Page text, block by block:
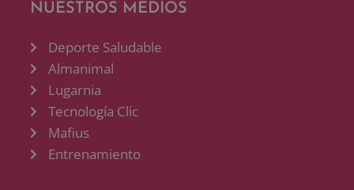
NUESTROS MEDIOS
Deporte Saludable
Almanimal
Lugarnia
Tecnología Clic
Mafius
Entrenamiento